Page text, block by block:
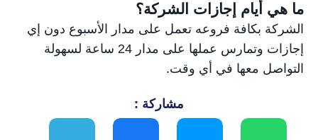
ما هي أيام إجازات الشركة؟
الشركة بكافة فروعه تعمل على مدار الأسبوع دون إي
إجازات وتمارس عملها على مدار 24 ساعة لسهولة
التواصل معها في أي وقت.
مشاركة :